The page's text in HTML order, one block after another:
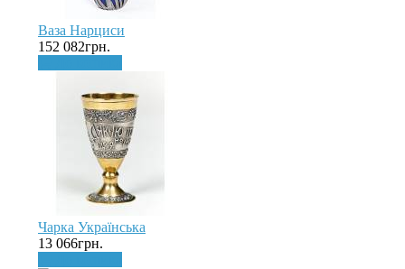
Ваза Нарциси
152 082грн.
Чарка Українська
13 066грн.